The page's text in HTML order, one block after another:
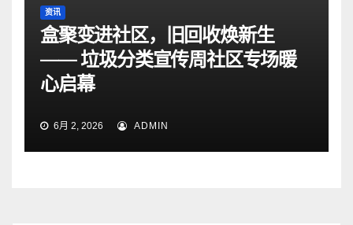
资讯
盒聚变进社区，旧回收焕新生
—— 垃圾分类宣传周社区专场暖
心启幕
6月 2, 2026 ADMIN